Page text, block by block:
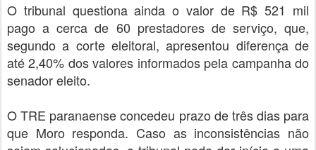
O tribunal questiona ainda o valor de R$ 521 mil
pago a cerca de 60 prestadores de serviço, que,
segundo a corte eleitoral, apresentou diferença de
até 2,40% dos valores informados pela campanha do
senador eleito.
O TRE paranaense concedeu prazo de três dias para
que Moro responda. Caso as inconsistências não